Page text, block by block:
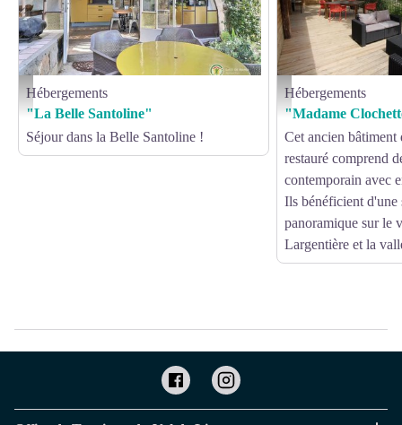
La terrasse privative - Gîtes de France
Hébergements
"La Belle Santoline"
Séjour dans la Belle Santoline !
La terrasse panoramique
Hébergements
"Madame
Cet ancien bâtiment
restauré comprend
contemporain avec
Ils bénéficient d'une
panoramique sur le
Largentière et la